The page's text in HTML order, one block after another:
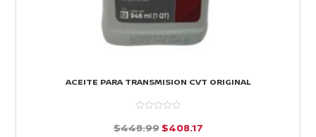
ACEITE PARA TRANSMISION CVT ORIGINAL
$448.99 El
$408.17El